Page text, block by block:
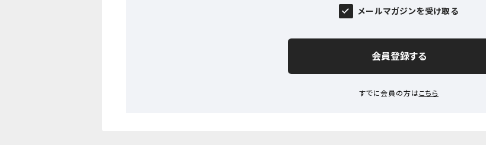
メールマガジンを受け取る
会員登録する
すでに会員の方はこちら